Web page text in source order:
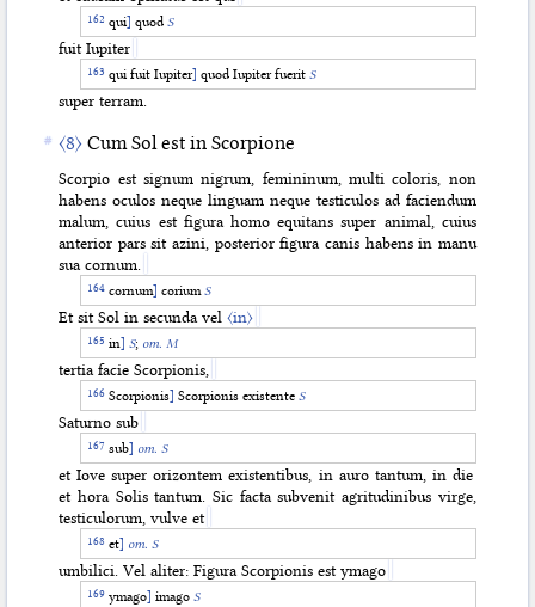
qui] quod S
fuit Iupiter
qui fuit Iupiter] quod Iupiter fuerit S
super terram.
〈8〉 Cum Sol est in Scorpione
Scorpio est signum nigrum, femininum, multi coloris, non
habens oculos neque linguam neque testiculos ad faciendum
malum, cuius est figura homo equitans super animal, cuius
anterior pars sit azini, posterior figura canis habens in manu
sua cornum.
cornum] coriumS
Et sit Sol in secunda vel〈in〉
in] S; om. M
tertia facie Scorpionis,
Scorpionis] Scorpionis existente S
Saturno sub
sub] om. S
et Iove super orizontem existentibus, in auro tantum, in die
et hora Solis tantum. Sic facta subvenit agritudinibus virge,
testiculorum, vulve et
et] om. S
umbilici. Vel aliter: Figura Scorpionis est ymago
ymago] imago S